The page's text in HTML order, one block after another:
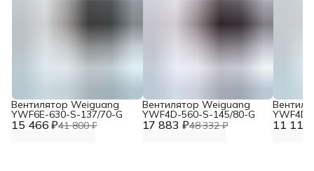
15 466 ₽41 800 ₽
Вентилятор Weiguang
YWF6E-630-S-137/70-G
17 883 ₽48 332 ₽
Вентилятор Weiguang
YWF4D-560-S-145/80-G
11 117